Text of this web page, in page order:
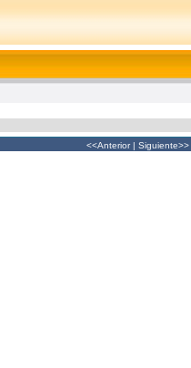
<<Anterior| Siguiente>>